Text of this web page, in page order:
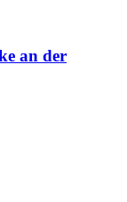
an der